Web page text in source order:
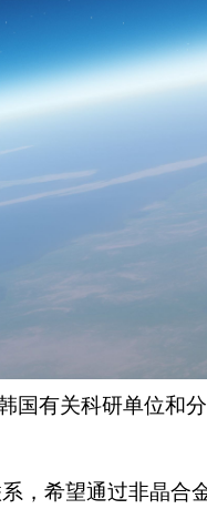
国有关科研单位和
，希望通过非晶